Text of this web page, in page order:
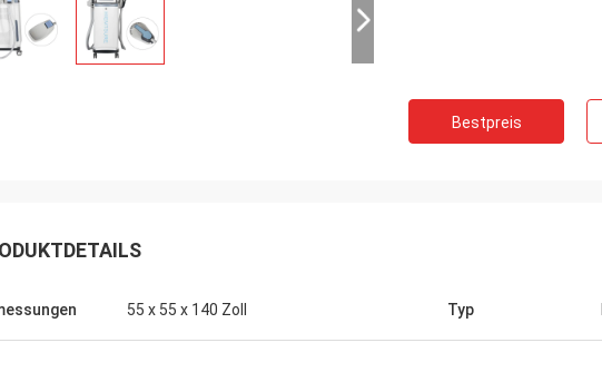
Bestpreis
55 x 55 x 140 Zoll Typ